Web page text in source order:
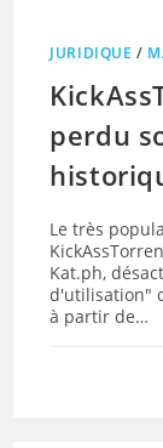
JURIDIQUE /
perdu
Le très
Kat.ph,
d'utilisation"
à partir de…